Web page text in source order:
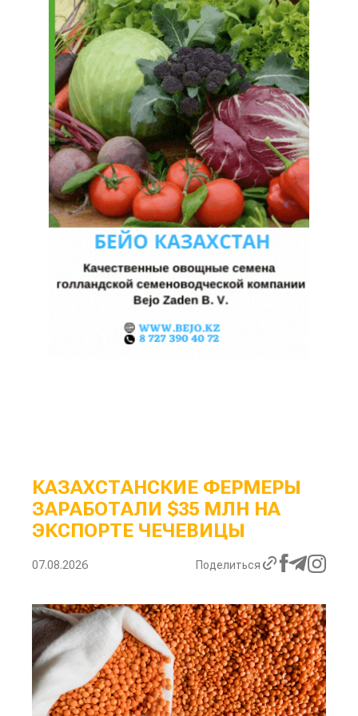
КАЗАХСТАНСКИЕ ФЕРМЕРЫ
ЗАРАБОТАЛИ $35 МЛН НА
ЭКСПОРТЕ ЧЕЧЕВИЦЫ
07.08.2026 Поделиться